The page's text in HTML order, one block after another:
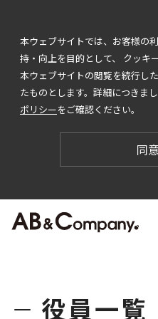
本ウェブサイトでは、お客様の
持・向上を目的として、 クッキ
本ウェブサイトの閲覧を続行し
たものとします。詳細につきま
ポリシーをご確認ください。
同
役員一覧